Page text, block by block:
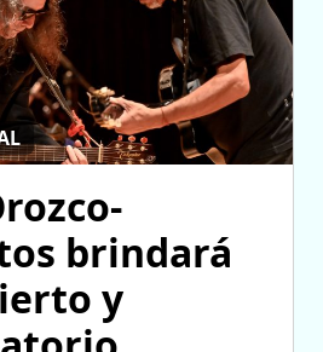
brindará
y